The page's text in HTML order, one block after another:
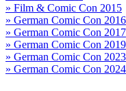
» Film & Comic Con 2015
» German Comic Con 2016
» German Comic Con 2017
» German Comic Con 2019
» German Comic Con 2023
» German Comic Con 2024